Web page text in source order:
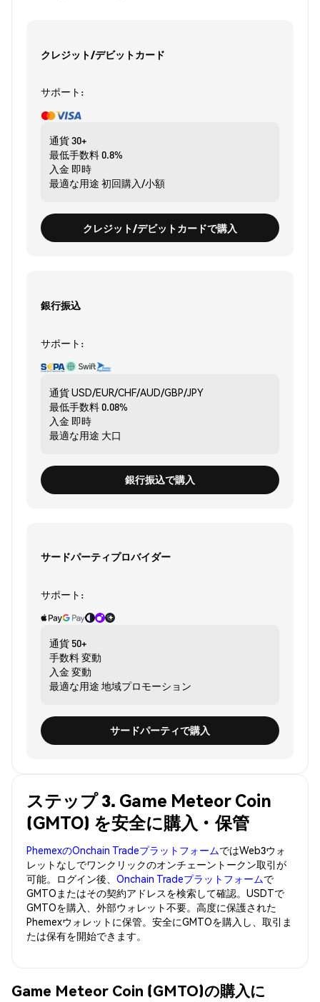
クレジット/デビットカード
サポート:
通貨30+
最低手数料0.8%
入金 即時
最適な用途 初回購入/小額
クレジット/デビットカードで購入
銀行振込
サポート:
通貨USD/EUR/CHF/AUD/GBP/JPY
最低手数料0.08%
入金 即時
最適な用途 大口
銀行振込で購入
サードパーティプロバイダー
サポート:
通貨 50+
手数料変動
入金 変動
最適な用途 地域プロモーション
サードパーティで購入
ステップ 3. Game Meteor Coin
(GMTO) を安全に購入・保管
PhemexのOnchain TradeプラットフォームではWeb3ウォ
レットなしでワンクリックのオンチェーントークン取引が
可能。ログイン後、 Onchain Tradeプラットフォームで
GMTOまたはその契約アドレスを検索して確認。USDTで
GMTOを購入、外部ウォレット不要。高度に保護された
Phemexウォレットに保管。安全にGMTOを購入し、取引ま
たは保有を開始できます。
Game Meteor Coin (GMTO)の購入に